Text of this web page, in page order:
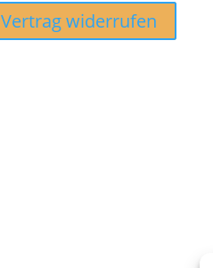
Vertrag widerrufen